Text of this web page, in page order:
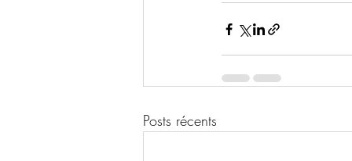
Posts récents